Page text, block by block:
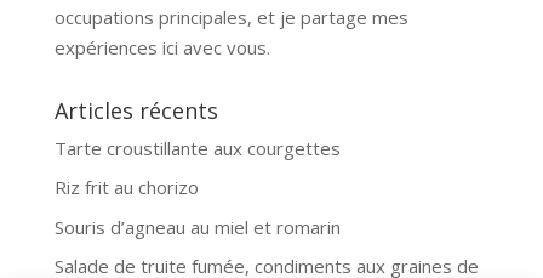
occupations principales, et je partage mes
expériences ici avec vous.
Articles récents
Tarte croustillante aux courgettes
Riz frit au chorizo
Souris d’agneau au miel et romarin
Salade de truite fumée, condiments aux graines de